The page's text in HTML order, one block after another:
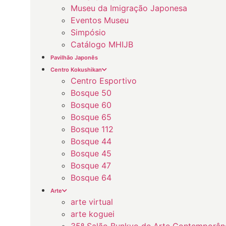
Museu da Imigração Japonesa
Eventos Museu
Simpósio
Catálogo MHIJB
Pavilhão Japonês
Centro Kokushikan
Centro Esportivo
Bosque 50
Bosque 60
Bosque 65
Bosque 112
Bosque 44
Bosque 45
Bosque 47
Bosque 64
Arte
arte virtual
arte koguei